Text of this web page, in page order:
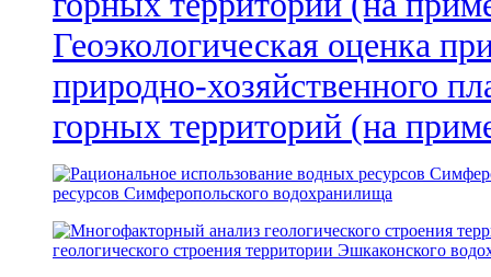
Геоэкологическая оценка
природно-хозяйственного
горных территорий (на
ресурсов Симферопольского водохранилища
геологического строения территории Эшкаконского